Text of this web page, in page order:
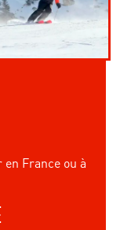
France ou à